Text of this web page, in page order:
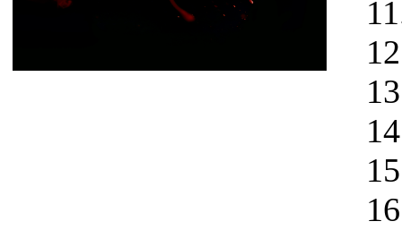
12.
14.
15.
16.